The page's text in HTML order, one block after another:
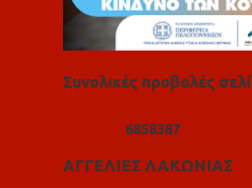
Συνολικές προβολές
6858387
ΑΓΓΕΛΙΕΣ ΛΑΚΩΝΙΑΣ